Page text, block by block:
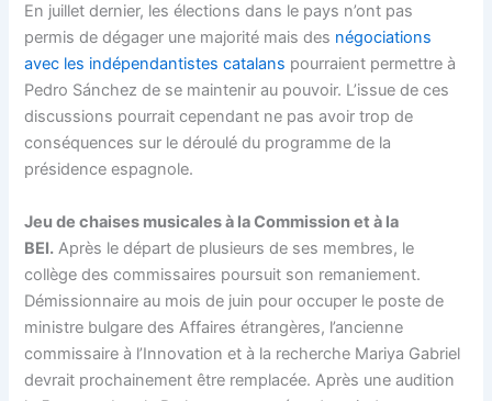
En juillet dernier, les élections dans le pays n’ont pas
permis de dégager une majorité mais des négociations
avec les indépendantistes catalans pourraient permettre à
Pedro Sánchez de se maintenir au pouvoir. L’issue de ces
discussions pourrait cependant ne pas avoir trop de
conséquences sur le déroulé du programme de la
présidence espagnole.
Jeu de chaises musicales à la Commission et à la
BEI. Après le départ de plusieurs de ses membres, le
collège des commissaires poursuit son remaniement.
Démissionnaire au mois de juin pour occuper le poste de
ministre bulgare des Affaires étrangères, l’ancienne
commissaire à l’Innovation et à la recherche Mariya Gabriel
devrait prochainement être remplacée. Après une audition